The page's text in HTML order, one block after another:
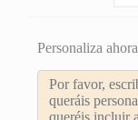
Personaliza